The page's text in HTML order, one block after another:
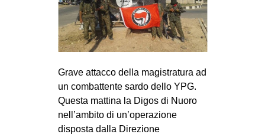
STUDENTI TSUNAMI
ZAM
MOBILITAZIONI
SPAZI
SPORT POPOLARE
Grave attacco della magistratura ad
un combattente sardo dello YPG.
Questa mattina la Digos di Nuoro
nell’ambito di un’operazione
disposta dalla Direzione